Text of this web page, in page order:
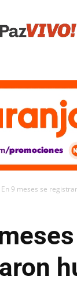
En 9 meses se